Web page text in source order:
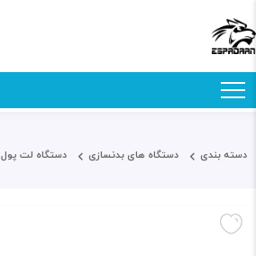
دسته بندی دستگاه های بدنسازی دستگاه لت پول